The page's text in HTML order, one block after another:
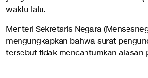
waktu lalu.
Menteri Sekretaris Negara
mengungkapkan bahwa surat
tersebut tidak mencantumkan alasan